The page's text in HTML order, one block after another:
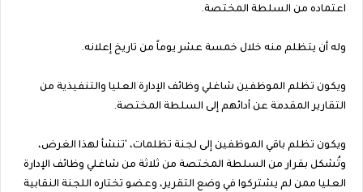
اعتماده من السلطة المختصة.
وله أن يتظلم منه خلال خمسة عشر يوماً من تاريخ إعلانه.
ويكون تظلم الموظفين شاغلي وظائف الإدارة العليا والتنفيذية من
التقارير المقدمة عن أدائهم إلى السلطة المختصة.
ويكون تظلم باقي الموظفين إلى لجنة تظلمات، 'تنشأ لهذا الغرض،
وتُشكل بقرار من السلطة المختصة من ثلاثة من شاغلي وظائف الإدارة
العليا ممن لم يشتركوا في وضع التقرير، وعضو تختاره اللجنة النقابية